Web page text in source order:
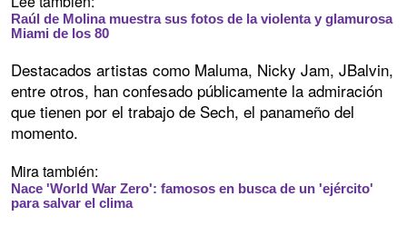
Raúl de Molina muestra sus fotos de la violenta y glamurosa
Miami de los 80
Destacados artistas como Maluma, Nicky Jam, JBalvin,
entre otros, han confesado públicamente la admiración
que tienen por el trabajo de Sech, el panameño del
momento.
Mira también:
Nace 'World War Zero': famosos en busca de un 'ejército'
para salvar el clima